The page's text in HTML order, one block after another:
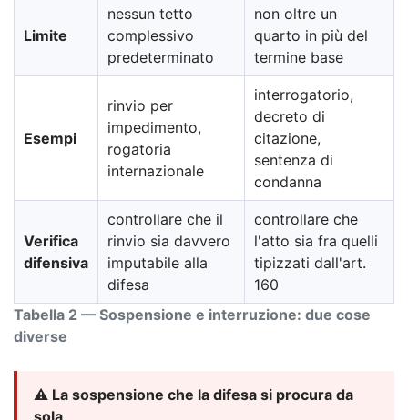
Tabella 2 — Sospensione e interruzione: due cose
diverse
Limite
nessun tetto
complessivo
predeterminato
non oltre un
quarto in più del
termine base
Esempi
rinvio per
impedimento,
rogatoria
internazionale
interrogatorio,
decreto di
citazione,
sentenza di
condanna
Verifica
difensiva
controllare che il
rinvio sia davvero
imputabile alla
difesa
controllare che
l'atto sia fra quelli
tipizzati dall'art.
160
⚠️ La sospensione che la difesa si procura da
sola